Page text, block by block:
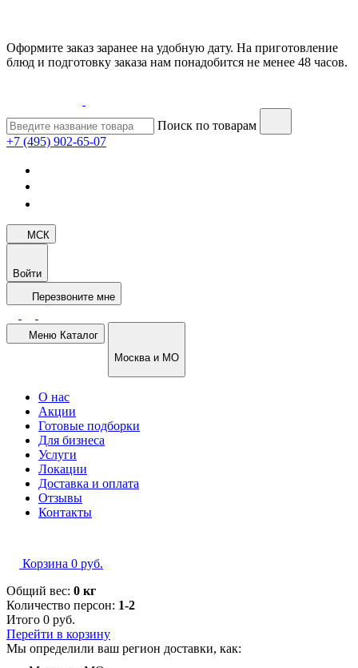
Оформите заказ заранее на удобную дату. На приготовление
блюд и подготовку заказа нам понадобится не менее 48 часов.
Поиск по товарам
+7 (495) 902-65-07
МСК
Войти
Перезвоните мне
Меню Каталог
Москва и МО
О нас
Акции
Готовые подборки
Для бизнеса
Услуги
Локации
Доставка и оплата
Отзывы
Контакты
Корзина 0 руб.
Общий вес: 0 кг
Количество персон: 1-2
Итого 0 руб.
Перейти в корзину
Мы определили ваш регион доставки, как: